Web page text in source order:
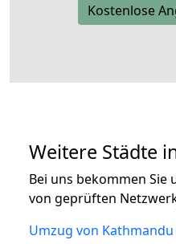
Kostenlose
Weitere Städte
Bei uns bekommen
von geprüften
Umzug von